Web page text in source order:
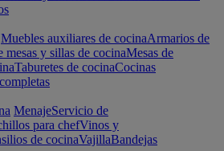
Muebles auxiliares de cocinaArmarios de
mesas y sillas de cocinaMesas de
Taburetes de cocinaCocinas
MenajeServicio de
para chefVinos y
de cocinaVajillaBandejas